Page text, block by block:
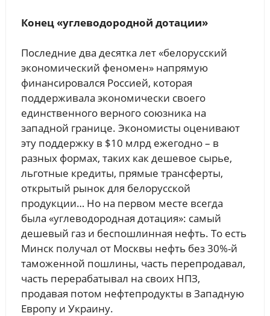
Конец «углеводородной дотации»
Последние два десятка лет «белорусский
экономический феномен» напрямую
финансировался Россией, которая
поддерживала экономически своего
единственного верного союзника на
западной границе. Экономисты оценивают
эту поддержку в $10 млрд ежегодно – в
разных формах, таких как дешевое сырье,
льготные кредиты, прямые трансферты,
открытый рынок для белорусской
продукции… Но на первом месте всегда
была «углеводородная дотация»: самый
дешевый газ и беспошлинная нефть. То есть
Минск получал от Москвы нефть без 30%-й
таможенной пошлины, часть перепродавал,
часть перерабатывал на своих НПЗ,
продавая потом нефтепродукты в Западную
Европу и Украину.